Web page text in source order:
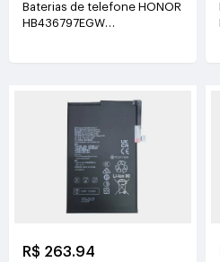
Baterias de telefone HONOR
HB436797EGW
R$ 263.94